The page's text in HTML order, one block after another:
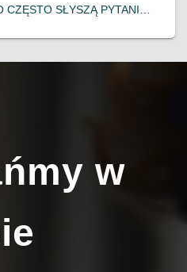
SŁYSZĄ PYTANIE:
BOLI, NISZCZY I NIE
w